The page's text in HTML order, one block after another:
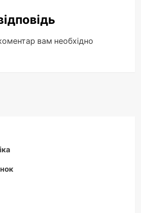
вам необхідно